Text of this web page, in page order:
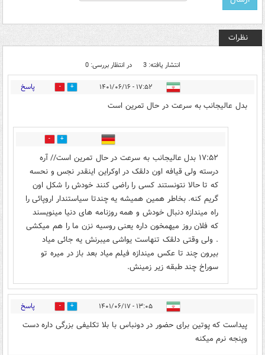
نظرات
انتشار یافته: 3 در انتظار بررسی: 0
۱۷:۵۲ - ۱۴۰۱/۰۶/۱۶ 0 پاسخ
بدل عالیجانب به سرعت در حال تمرین است
0
۱۷:۵۲ بدل عالیجانب به سرعت در حال تمرین است// آره
درسته ولی قیافه اون دلقک در اوکراین اینقدر نجس و نحسه
که تا حالا نتونستند کسی را راضی کنند خودش را شکل اون
گریم کنه. بخاطر همین همیشه یه چندتا سیاستندار اروپائی را
راه میندازه دنبال خودش و همه روزنامه های دنیا مینویسند
که فلان روز میهمخون داره یعنی روسیه نزن ما را هم میکشی
. ولی وقتی دلقک تنهاست یواشی میبرنش یه جائی میاد
بیرون چند تا عکس میندازه فیلم میاد بعد باز در میره تو
سوراخ چند طبقه زیر زمینش.
۱۳:۰۵ - ۱۴۰۱/۰۶/۱۷ 0 پاسخ
پیداست که پوتین برای حضور در دونباس با بلا تکلیفی بزرگی داره دست
وپنجه نرم میکنه